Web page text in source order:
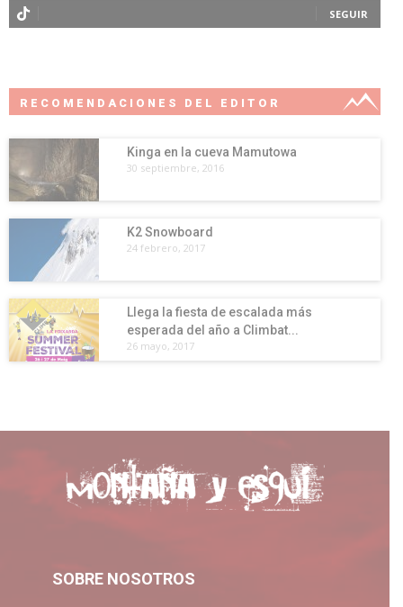
SEGUIR
RECOMENDACIONES DEL EDITOR
Kinga en la cueva Mamutowa
30 septiembre, 2016
K2 Snowboard
24 febrero, 2017
Llega la fiesta de escalada más
esperada del año a Climbat...
26 mayo, 2017
SOBRE NOSOTROS